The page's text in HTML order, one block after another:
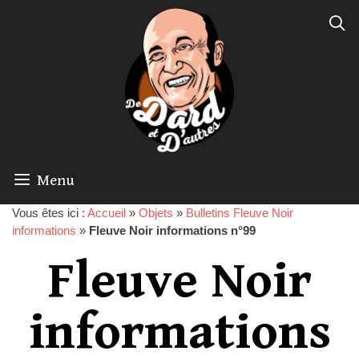
Menu
Vous êtes ici : Accueil » Objets » Bulletins Fleuve Noir
informations » Fleuve Noir informations n°99
Fleuve Noir
informations